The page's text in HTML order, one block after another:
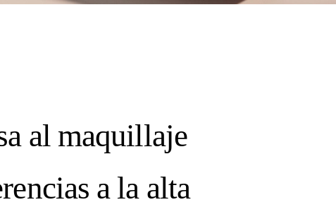
06,
al maquillaje
a la alta